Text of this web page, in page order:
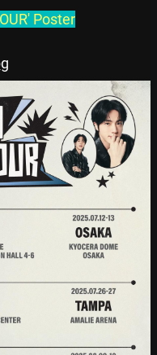
Poster